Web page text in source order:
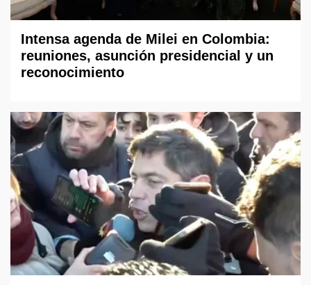
Intensa agenda de Milei en Colombia:
reuniones, asunción presidencial y un
reconocimiento